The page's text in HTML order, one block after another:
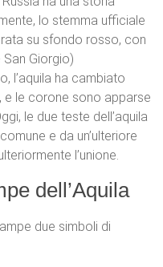
lo stemma ufficiale
su sfondo rosso, con
Giorgio)
l’aquila ha cambiato
le corone sono apparse
le due teste dell’aquila
e da un’ulteriore
l’unione.
dell’Aquila
due simboli di